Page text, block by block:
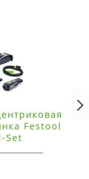
Festool
Set